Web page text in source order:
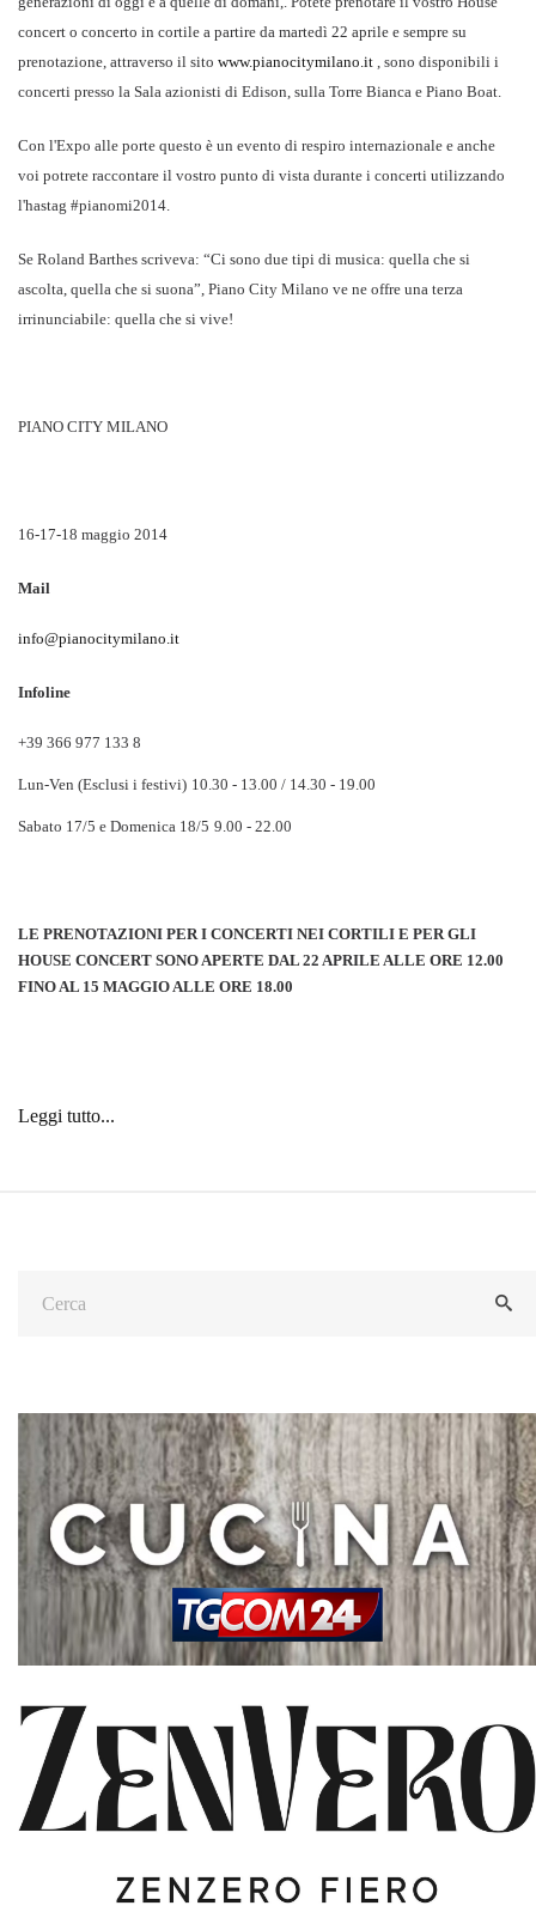
concert o concerto in cortile a partire da martedì 22 aprile e sempre su
prenotazione, attraverso il sito www.pianocitymilano.it , sono disponibili i
concerti presso la Sala azionisti di Edison, sulla Torre Bianca e Piano Boat.
Con l'Expo alle porte questo è un evento di respiro internazionale e anche
voi potrete raccontare il vostro punto di vista durante i concerti utilizzando
l'hastag #pianomi2014.
Se Roland Barthes scriveva: “Ci sono due tipi di musica: quella che si
ascolta, quella che si suona”, Piano City Milano ve ne offre una terza
irrinunciabile: quella che si vive!
PIANO CITY MILANO
16-17-18 maggio 2014
Mail
info@pianocitymilano.it
Infoline
+39 366 977 133 8
Lun-Ven (Esclusi i festivi) 10.30 - 13.00 / 14.30 - 19.00
Sabato 17/5 e Domenica 18/5 9.00 - 22.00
LE PRENOTAZIONI PER I CONCERTI NEI CORTILI E PER GLI
HOUSE CONCERT SONO APERTE DAL 22 APRILE ALLE ORE 12.00
FINO AL 15 MAGGIO ALLE ORE 18.00
Leggi tutto...